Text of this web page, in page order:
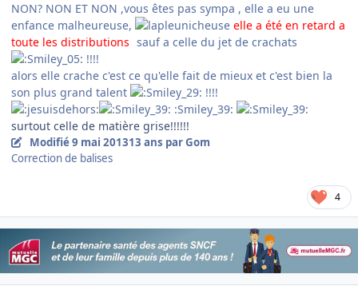
NON? NON ET NON ,vous êtes pas sympa , elle a eu une
enfance malheureuse,
elle a été en retard a
toute les distributions sauf a celle du jet de crachats
!!!!
alors elle crache c'est ce qu'elle fait de mieux et c'est bien la
son plus grand talent
!!!!
:Smiley_39:
surtout celle de matière grise!!!!!!
Modifié9 mai 201313 ans par Gom
Correction de balises
4